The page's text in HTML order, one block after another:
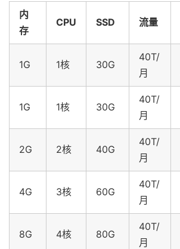
内
存
CPU SSD 流量
1G 1核 30G
40T/
月
1G 1核 30G
40T/
月
2G 2核 40G
40T/
月
4G 3核 60G
40T/
月
8G 4核 80G
40T/
月